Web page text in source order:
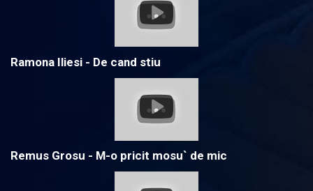
Ramona Iliesi - De cand stiu
Remus Grosu - M-o pricit mosu` de mic